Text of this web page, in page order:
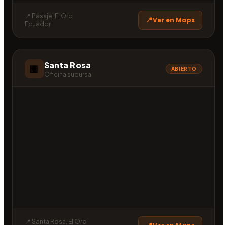
📍 Pasaje, El Oro
Ecuador
Ver en Maps
🏢 Santa Rosa
Oficina sucursal
ABIERTO
📍 Santa Rosa, El Oro